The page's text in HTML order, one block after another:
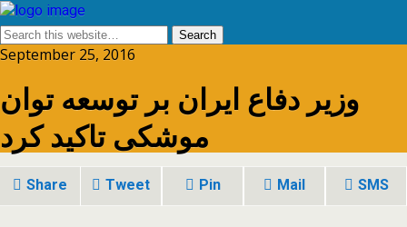
September 25, 2016
وزیر دفاع ایران بر توسعه توان
موشکی تاکید کرد
Share Tweet Pin Mail SMS